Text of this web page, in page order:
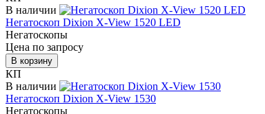
В наличии
Негатоскоп Dixion X-View 1520 LED
Негатоскопы
Цена по запросу
В корзину
КП
В наличии
Негатоскоп Dixion X-View 1530
Негатоскопы